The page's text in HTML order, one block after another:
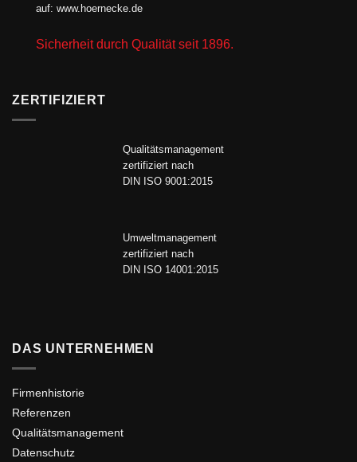
auf: www.hoernecke.de
Sicherheit durch Qualität seit 1896.
ZERTIFIZIERT
Qualitätsmanagement
zertifiziert nach
DIN ISO 9001:2015
Umweltmanagement
zertifiziert nach
DIN ISO 14001:2015
DAS UNTERNEHMEN
Firmenhistorie
Referenzen
Qualitätsmanagement
Datenschutz